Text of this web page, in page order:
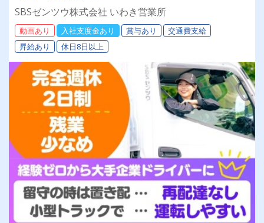
SBSゼンツウ株式会社 いわき営業所
動画あり 入社支度金あり 賞与あり
交通費支給
昇給あり
休日8日以上